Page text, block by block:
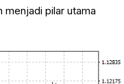
pilar utama